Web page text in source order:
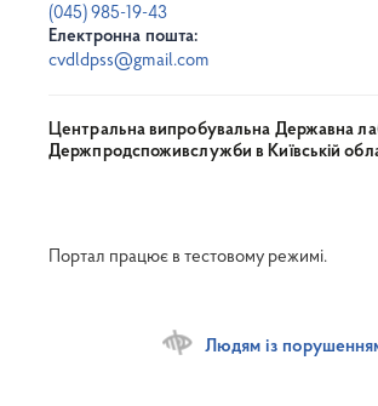
(045) 985-19-43
Електронна пошта:
cvdldpss@gmail.com
Центральна випробувальна Державна
Держпродспоживслужби в Київській
Портал працює в тестовому режимі.
Людям із